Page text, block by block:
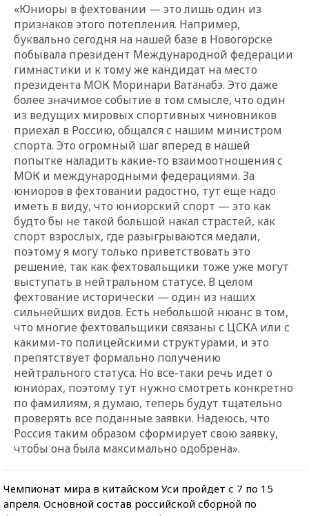
«Юниоры в фехтовании — это лишь один из
признаков этого потепления. Например,
буквально сегодня на нашей базе в Новогорске
побывала президент Международной федерации
гимнастики и к тому же кандидат на место
президента МОК Моринари Ватанабэ. Это даже
более значимое событие в том смысле, что один
из ведущих мировых спортивных чиновников
приехал в Россию, общался с нашим министром
спорта. Это огромный шаг вперед в нашей
попытке наладить какие-то взаимоотношения с
МОК и международными федерациями. За
юниоров в фехтовании радостно, тут еще надо
иметь в виду, что юниорский спорт — это как
будто бы не такой большой накал страстей, как
спорт взрослых, где разыгрываются медали,
поэтому я могу только приветствовать это
решение, так как фехтовальщики тоже уже могут
выступать в нейтральном статусе. В целом
фехтование исторически — один из наших
сильнейших видов. Есть небольшой нюанс в том,
что многие фехтовальщики связаны с ЦСКА или с
какими-то полицейскими структурами, и это
препятствует формально получению
нейтрального статуса. Но все-таки речь идет о
юниорах, поэтому тут нужно смотреть конкретно
по фамилиям, я думаю, теперь будут тщательно
проверять все поданные заявки. Надеюсь, что
Россия таким образом сформирует свою заявку,
чтобы она была максимально одобрена».
Чемпионат мира в китайском Уси пройдет с 7 по 15
апреля. Основной состав российской сборной по